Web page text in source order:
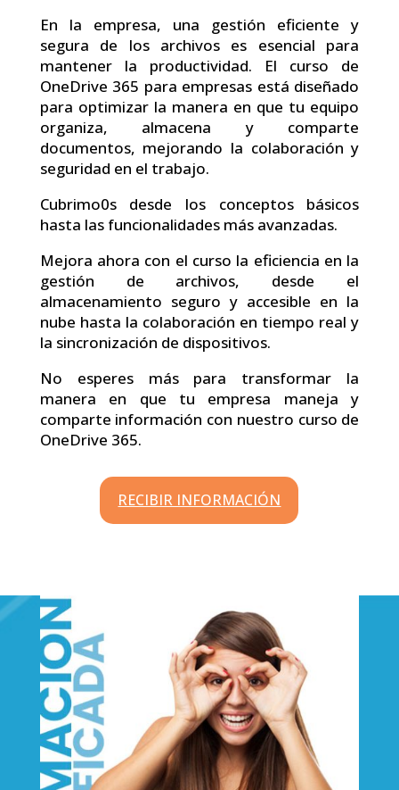
En la empresa, una gestión eficiente y
segura de los archivos es esencial para
mantener la productividad. El curso de
OneDrive 365 para empresas está diseñado
para optimizar la manera en que tu equipo
organiza, almacena y comparte
documentos, mejorando la colaboración y
seguridad en el trabajo.
Cubrimo0s desde los conceptos básicos
hasta las funcionalidades más avanzadas.
Mejora ahora con el curso la eficiencia en la
gestión de archivos, desde el
almacenamiento seguro y accesible en la
nube hasta la colaboración en tiempo real y
la sincronización de dispositivos.
No esperes más para transformar la
manera en que tu empresa maneja y
comparte información con nuestro curso de
OneDrive 365.
RECIBIR INFORMACIÓN